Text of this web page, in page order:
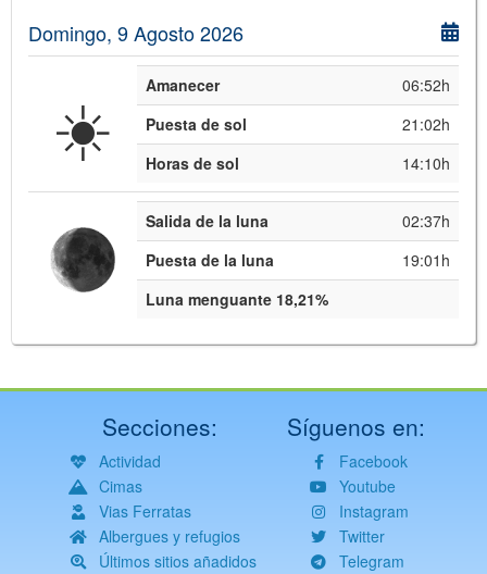
Domingo, 9 Agosto 2026
☀️ Amanecer
06:52h
Puesta de sol
21:02h
Horas de sol
14:10h
Salida de la luna
02:37h
Puesta de la luna
19:01h
Luna menguante 18,21%
Secciones:
Actividad
Cimas
Vias Ferratas
Albergues y refugios
Últimos sitios añadidos
Síguenos en:
Facebook
Youtube
Instagram
Twitter
Telegram